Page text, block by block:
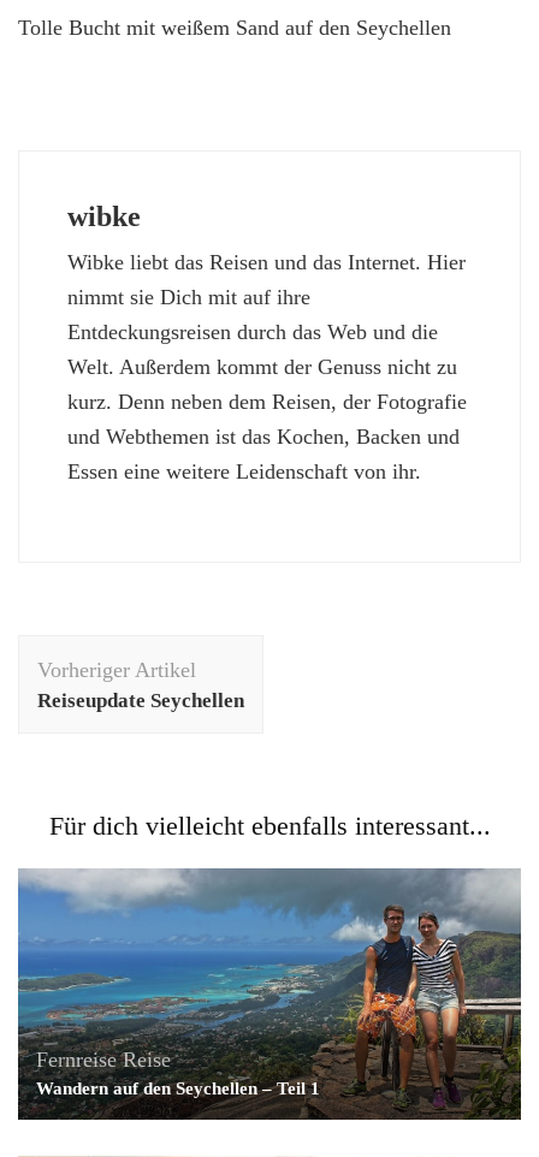
Tolle Bucht mit weißem Sand auf den Seychellen
wibke
Wibke liebt das Reisen und das Internet. Hier
nimmt sie Dich mit auf ihre
Entdeckungsreisen durch das Web und die
Welt. Außerdem kommt der Genuss nicht zu
kurz. Denn neben dem Reisen, der Fotografie
und Webthemen ist das Kochen, Backen und
Essen eine weitere Leidenschaft von ihr.
Vorheriger Artikel
Reiseupdate Seychellen
Für dich vielleicht ebenfalls interessant...
Fernreise Reise
Wandern auf den Seychellen – Teil 1